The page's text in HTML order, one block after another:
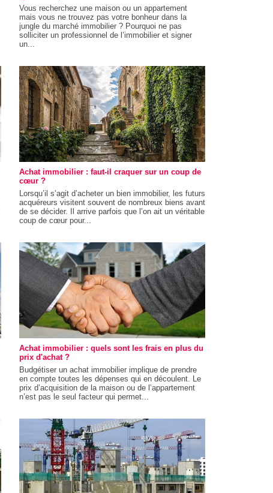
Vous recherchez une maison ou un appartement
mais vous ne trouvez pas votre bonheur dans la
jungle du marché immobilier ? Pourquoi ne pas
solliciter un professionnel de l’immobilier et signer
un...
Achat immobilier : faut-il craquer sur un coup de
cœur ?
Lorsqu’il s’agit d’acheter un bien immobilier, les futurs
acquéreurs visitent souvent de nombreux biens avant
de se décider. Il arrive parfois que l’on ait un véritable
coup de cœur pour...
Achat immobilier : quels sont les frais en plus du
prix d'achat ?
Budgétiser un achat immobilier implique de prendre
en compte toutes les dépenses qui en découlent. Le
prix d’acquisition de la maison ou de l’appartement
n’est pas le seul facteur qui permet...